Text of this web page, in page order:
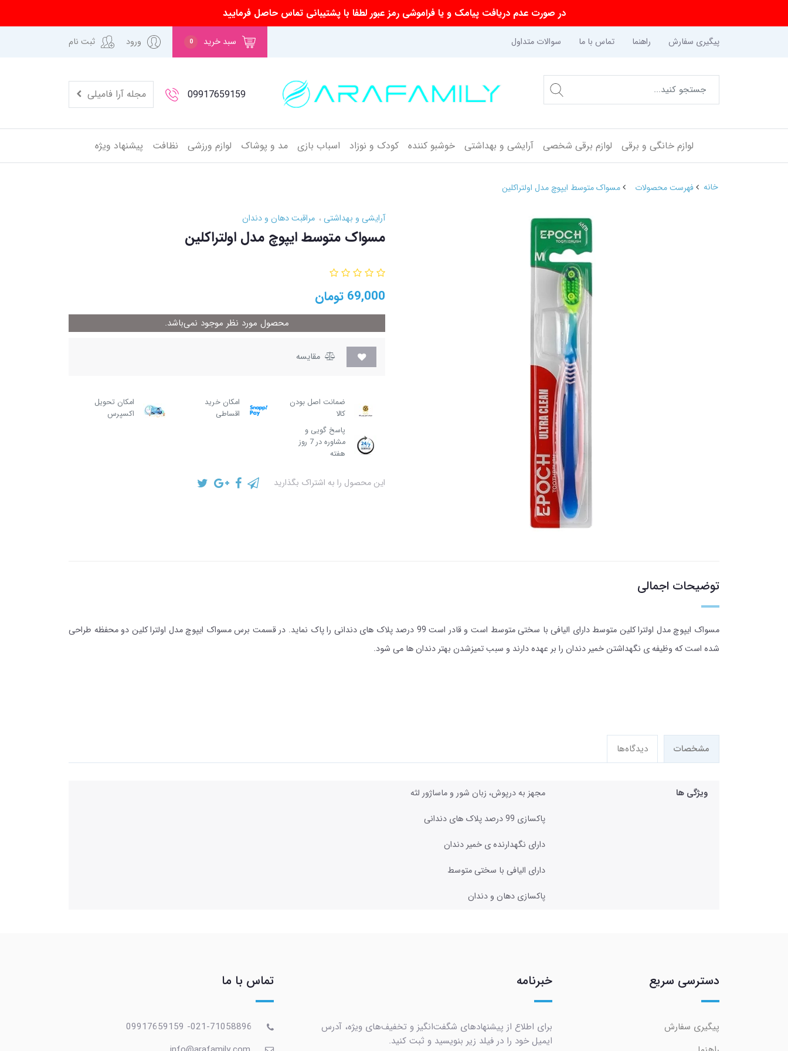
در صورت عدم دریافت پیامک و یا فراموشی رمز عبور لطفا با پشتیبانی تماس حاصل فرمایید
پیگیری سفارش راهنما تماس با ما سوالات متداول سبد خرید 0 ورود ثبت نام
09917659159 مجله آرا فامیلی
لوازم خانگی و برقی لوازم برقی شخصی آرایشی و بهداشتی خوشبو کننده کودک و نوزاد اسباب بازی مد و پوشاک لوازم ورزشی نظافت پیشنهاد ویژه
خانه فهرست محصولات مسواک متوسط ایپوچ مدل اولتراکلین
آرایشی و بهداشتی مراقبت دهان و دندان
مسواک متوسط ایپوچ مدل اولتراکلین
69,000 تومان
محصول مورد نظر موجود نمی‌باشد.
مقایسه
ضمانت اصل بودن
کالا
امکان خرید
اقساطی
امکان تحویل
اکسپرس
پاسخ گویی و
مشاوره در 7 روز
هفته
این محصول را به اشتراک بگذارید
توضیحات اجمالی
مسواک ایپوچ مدل اولترا کلین متوسط دارای الیافی با سختی متوسط است و قادر است 99 درصد پلاک های دندانی را پاک نماید. در قسمت برس مسواک ایپوچ مدل اولترا کلین دو محفظه طراحی
شده است که وظیفه ی نگهداشتن خمیر دندان را بر عهده دارند و سبب تمیزشدن بهتر دندان ها می شود.
مشخصات دیدگاه‌ها
ویژگی ها
مجهز به درپوش، زبان شور و ماساژور لثه
پاکسازی 99 درصد پلاک های دندانی
دارای نگهدارنده ی خمیر دندان
دارای الیافی با سختی متوسط
پاکسازی دهان و دندان
دسترسی سریع
پیگیری سفارش
خبرنامه
برای اطلاع از پیشنهادهای شگفت‌انگیز و تخفیف‌های ویژه، آدرس
ایمیل خود را در فیلد زیر بنویسید و ثبت کنید.
تماس با ما